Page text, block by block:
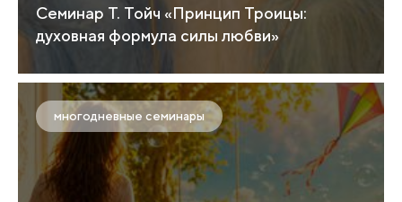
Семинар Т. Тойч «Принцип Троицы:
духовная формула силы любви»
многодневные семинары